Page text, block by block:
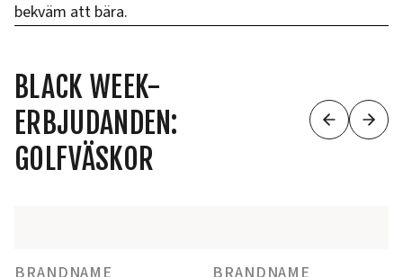
bekväm att bära.
BLACK WEEK-
ERBJUDANDEN:
GOLFVÄSKOR